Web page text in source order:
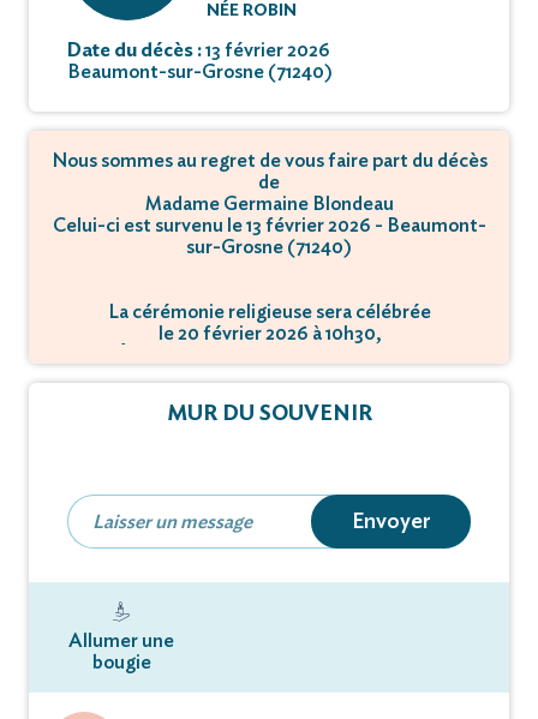
NÉE ROBIN
Date du décès :13 février 2026
Beaumont-sur-Grosne (71240)
Nous sommes au regret de vous faire part du décès
de
Madame Germaine Blondeau
Celui-ci est survenu le 13 février 2026 - Beaumont-
sur-Grosne (71240)
La cérémonie religieuse sera célébrée
le 20 février 2026 à 10h30,
MUR DU SOUVENIR
Envoyer
Allumer une
bougie